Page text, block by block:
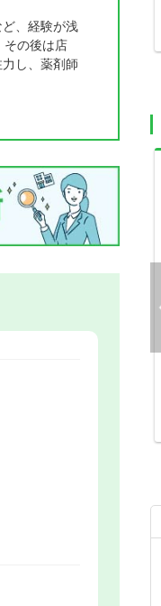
、経験が浅
その後は店
し、薬剤師